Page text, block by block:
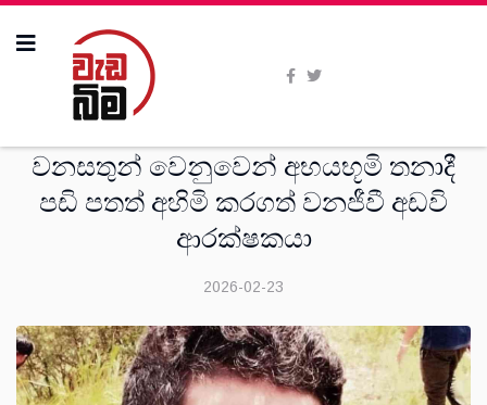
වනසතුන් වෙනුවෙන් අභයභූමි තනාදී
පඩි පතත් අහිමි කරගත් වනජීවී අඩවි
ආරක්ෂකයා
2026-02-23